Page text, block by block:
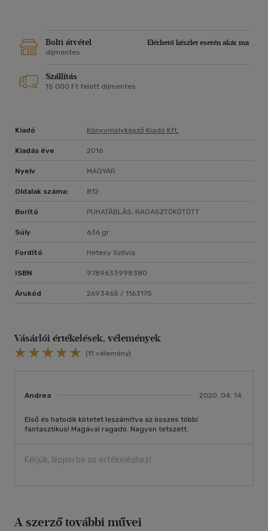
Bolti átvétel
Elérhető készlet esetén akár ma
díjmentes
Szállítás
15 000 Ft felett díjmentes
Kiadó Könyvmolyképző Kiadó Kft.
Kiadás éve 2016
Nyelv MAGYAR
Oldalak száma: 812
Borító PUHATÁBLÁS, RAGASZTÓKÖTÖTT
Súly 636 gr
Fordító Hetesy Szilvia
ISBN 9789633998380
Árukód 2693465 / 1163175
Vásárlói értékelések, vélemények
(11 vélemény)
Andrea 2020. 04. 14.
Első és hatodik kötetet leszámítva az összes többi
fantasztikus! Magával ragadó. Nagyon tetszett.
Kérjük, lépjen be az értékeléshez!
A szerző további művei